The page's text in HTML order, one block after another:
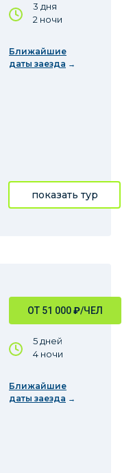
3 дня
2 ночи
Ближайшие
даты заезда
показать тур
ОТ 51 000₽/ЧЕЛ
5 дней
4 ночи
Ближайшие
даты заезда